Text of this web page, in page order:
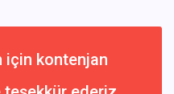
için kontenjan